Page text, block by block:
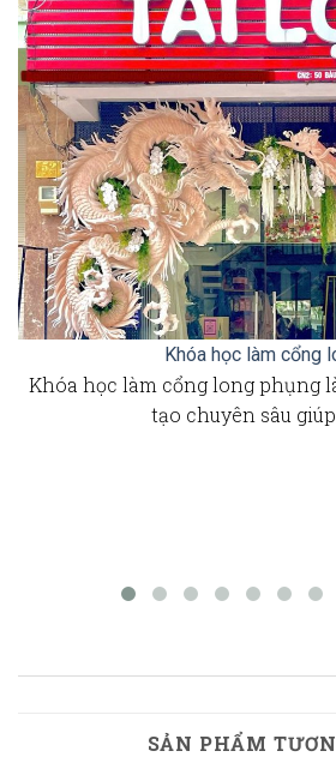
Khóa học làm cổng
Khóa học làm cổng long phụng
tạo chuyên sâu
SẢN PHẨM